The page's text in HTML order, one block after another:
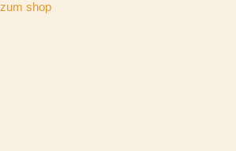
zum shop